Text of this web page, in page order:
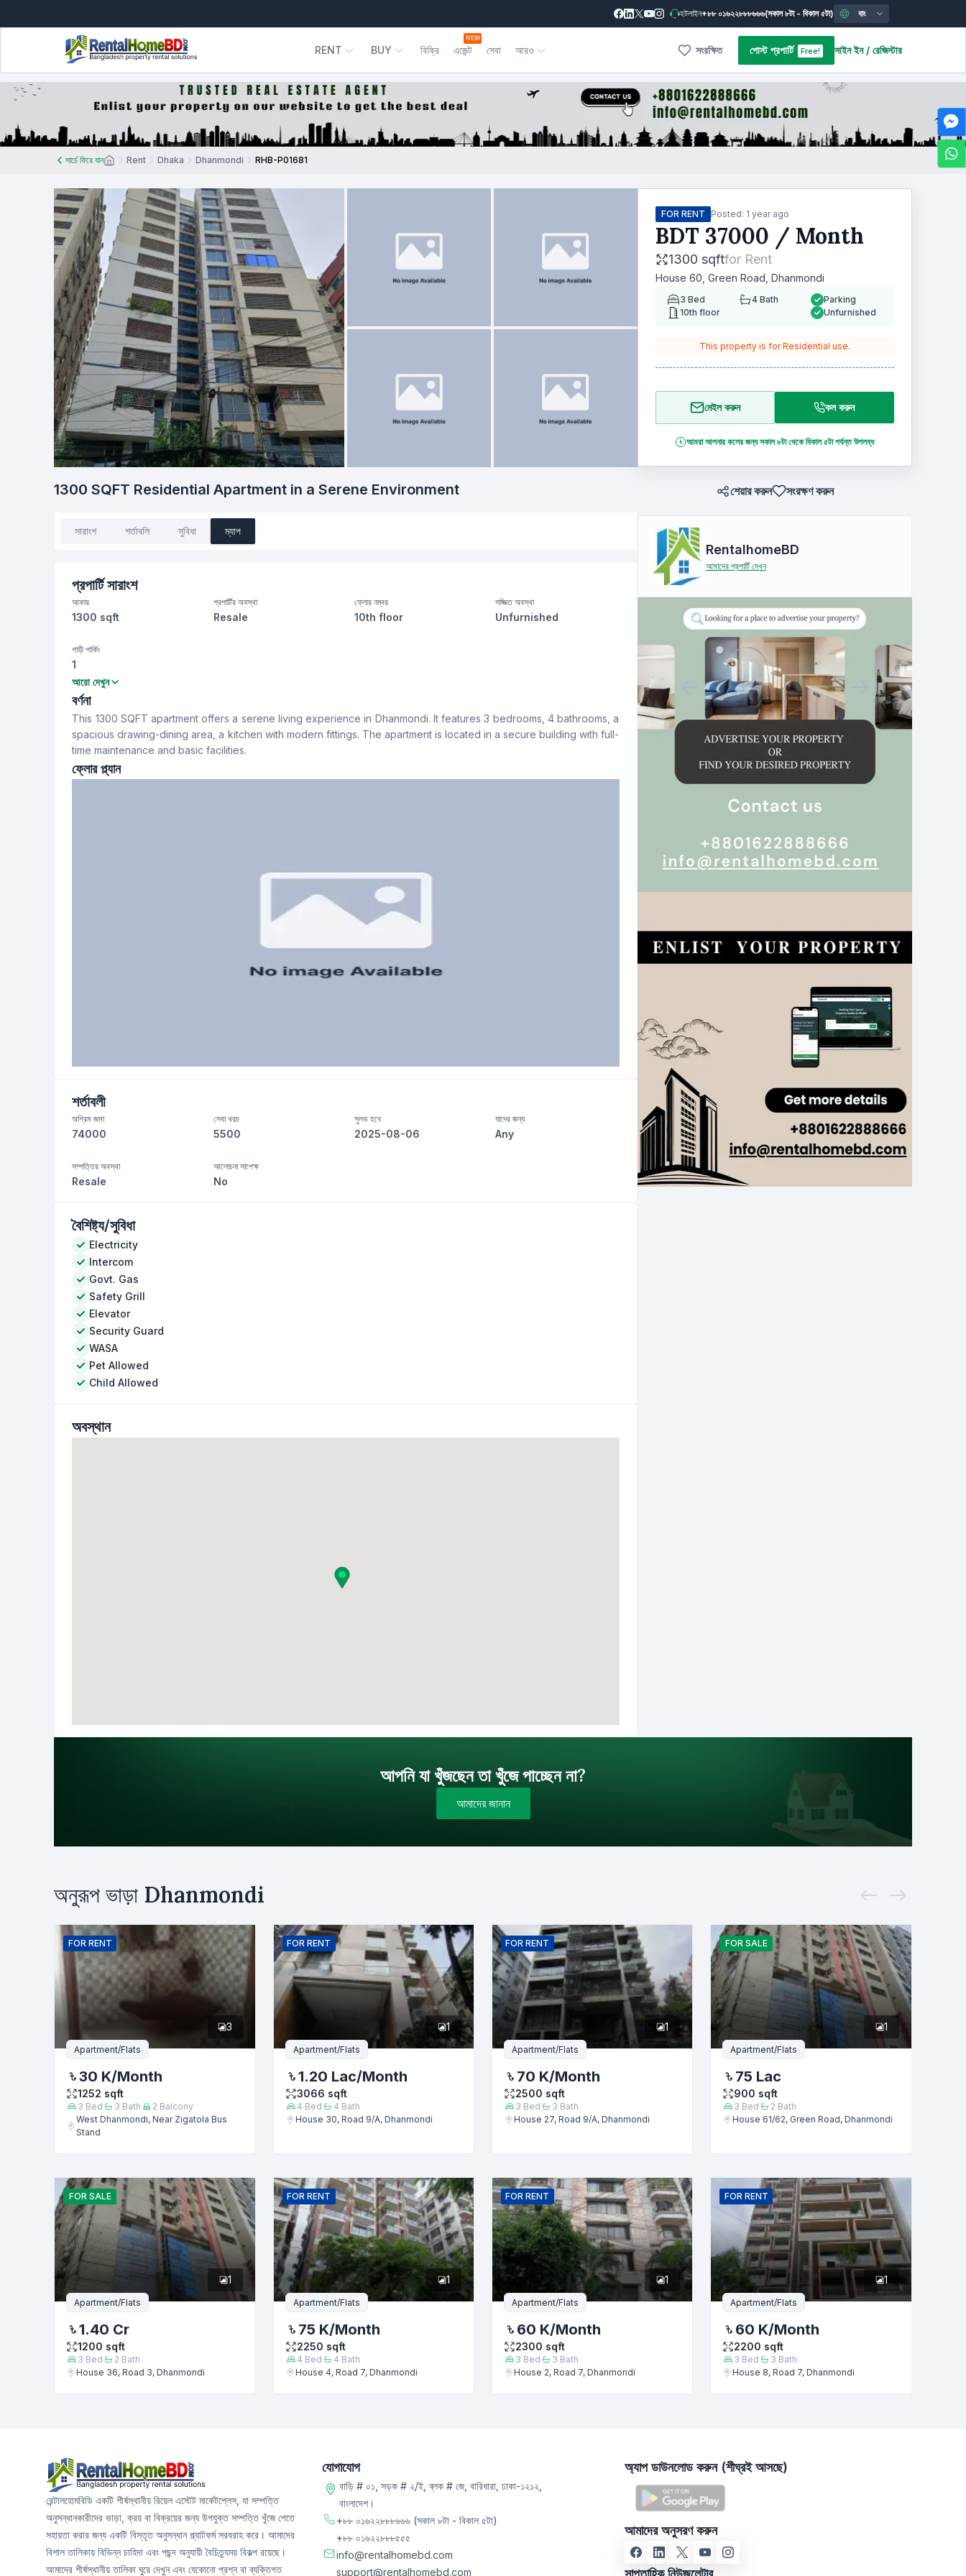
হটলাইন+৮৮ ০১৬২২৮৮৮৬৬৬(সকাল ৮টা - বিকাল ৫টা) বাং
RENT BUY বিক্রি এজেন্ট
NEW
সেবা আরও সংরক্ষিত পোস্ট প্রপার্টি Free! সাইন ইন / রেজিস্টার
সার্চে ফিরে যান Rent Dhaka Dhanmondi RHB-P01681
1300 SQFT Residential Apartment in a Serene Environment
সারাংশ শর্তাবলি সুবিধা ম্যাপ
প্রপার্টি সারাংশ
আকার
1300 sqft
প্রপার্টির অবস্থা
Resale
ফ্লোর নম্বর
10th floor
সজ্জিত অবস্থা
Unfurnished
গাড়ী পার্কিং
1
বেডরুম
3
Yes Tiled 1 No
স্টাফ টয়লেট
আরো দেখুন
বর্ণনা
This 1300 SQFT apartment offers a serene living experience in Dhanmondi. It features 3 bedrooms, 4 bathrooms, a
spacious drawing-dining area, a kitchen with modern fittings. The apartment is located in a secure building with full-
time maintenance and basic facilities.
ফ্লোর প্ল্যান
শর্তাবলী
অগ্রিম জমা
74000
সেবা খরচ
5500
সুলভ হবে
2025-08-06
যাদের জন্য
Any
সম্পত্তির অবস্থা
Resale
আলোচনা সাপেক্ষ
No
বৈশিষ্ট্য/সুবিধা
Electricity
Intercom
Govt. Gas
Safety Grill
Elevator
Security Guard
WASA
Pet Allowed
Child Allowed
অবস্থান
FOR RENT Posted: 1 year ago
BDT 37000 / Month
1300 sqftfor Rent
House 60, Green Road, Dhanmondi
3 Bed 4 Bath
10th floor
Parking
Unfurnished
This property is for Residential use.
মেইল করুন কল করুন
আমরা আপনার কলের জন্য সকাল ৮টা থেকে বিকাল ৫টা পর্যন্ত উপলব্ধ
শেয়ার করুন সংরক্ষণ করুন
RentalhomeBD
আমাদের প্রপার্টি দেখুন
আপনি যা খুঁজছেন তা খুঁজে পাচ্ছেন না?
আমাদের জানান
ইমেইল
ফোন নম্বর
অনুরূপ ভাড়া Dhanmondi
FOR RENT
3
Apartment/Flats
30 K/Month
1252 sqft
3 Bed 3 Bath 2 Balcony
West Dhanmondi, Near Zigatola Bus
Stand
FOR RENT
1
Apartment/Flats
1.20 Lac/Month
3066 sqft
4 Bed 4 Bath
House 30, Road 9/A, Dhanmondi
FOR RENT
1
Apartment/Flats
70 K/Month
2500 sqft
3 Bed 3 Bath
House 27, Road 9/A, Dhanmondi
FOR SALE
1
Apartment/Flats
75 Lac
900 sqft
3 Bed 2 Bath
House 61/62, Green Road, Dhanmondi
FOR SALE
1
Apartment/Flats
1.40 Cr
1200 sqft
3 Bed 2 Bath
House 36, Road 3, Dhanmondi
FOR RENT
1
Apartment/Flats
75 K/Month
2250 sqft
4 Bed 4 Bath
House 4, Road 7, Dhanmondi
FOR RENT
1
Apartment/Flats
60 K/Month
2300 sqft
3 Bed 3 Bath
House 2, Road 7, Dhanmondi
FOR RENT
1
Apartment/Flats
60 K/Month
2200 sqft
3 Bed 3 Bath
House 8, Road 7, Dhanmondi
রেন্টালহোমবিডি একটি শীর্ষস্থানীয় রিয়েল এস্টেট মার্কেটপ্লেস, যা সম্পত্তি
অনুসন্ধানকারীদের ভাড়া, ক্রয় বা বিক্রয়ের জন্য উপযুক্ত সম্পত্তি খুঁজে পেতে
সহায়তা করার জন্য একটি বিস্তৃত অনুসন্ধান প্ল্যাটফর্ম সরবরাহ করে। আমাদের
বিশাল তালিকায় বিভিন্ন চাহিদা এবং পছন্দ অনুযায়ী বৈচিত্র্যময় বিকল্প রয়েছে।
আমাদের শীর্ষস্থানীয় তালিকা ঘুরে দেখুন এবং যেকোনো প্রশ্ন বা ব্যক্তিগত
যোগাযোগ
বাড়ি # ০১, সড়ক # ২/ই, ব্লক # জে, বারিধারা, ঢাকা-১২১২,
বাংলাদেশ।
+৮৮ ০১৬২২৮৮৮৬৬৬ (সকাল ৮টা - বিকাল ৫টা)
+৮৮ ০১৬২২৮৮৮৫৫৫
info@rentalhomebd.com
support@rentalhomebd.com
অ্যাপ ডাউনলোড করুন (শীঘ্রই আসছে)
আমাদের অনুসরণ করুন